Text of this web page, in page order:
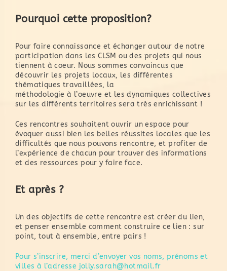
Pourquoi cette proposition?
Pour faire connaissance et échanger autour de notre
participation dans les CLSM ou des projets qui nous
tiennent à coeur. Nous sommes convaincus que
découvrir les projets locaux, les différentes
thématiques travaillées, la
méthodologie à l’oeuvre et les dynamiques collectives
sur les différents territoires sera très enrichissant !
Ces rencontres souhaitent ouvrir un espace pour
évoquer aussi bien les belles réussites locales que les
difficultés que nous pouvons rencontre, et profiter de
l’expérience de chacun pour trouver des informations
et des ressources pour y faire face.
Et après ?
Un des objectifs de cette rencontre est créer du lien,
et penser ensemble comment construire ce lien : sur
point, tout à ensemble, entre pairs !
Pour s’inscrire, merci d’envoyer vos noms, prénoms et
villes à l’adresse jolly.sarah@hotmail.fr